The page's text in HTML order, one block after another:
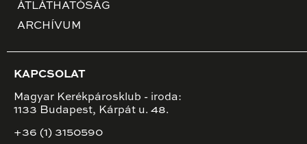
ÁTLÁTHATÓSÁG
ARCHÍVUM
KAPCSOLAT
Magyar Kerékpárosklub - iroda:
1133 Budapest, Kárpát u. 48.
+36 (1) 3150590